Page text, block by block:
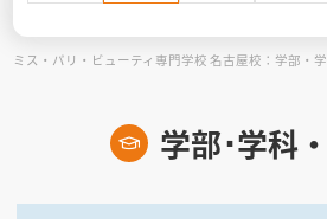
校内オンラインガイダンス
アンケートフォーム（学校用
ミス・パリ・ビューティ専門学校 名古屋校：学部・
学部･学科